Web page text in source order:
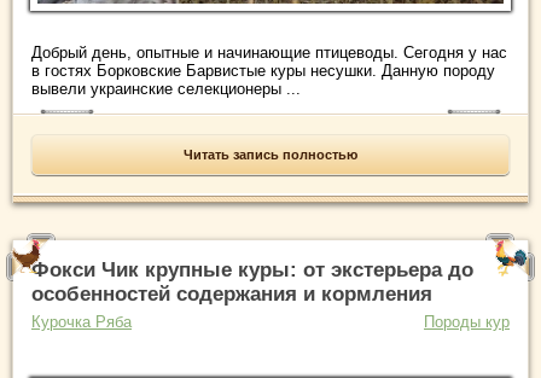
Добрый день, опытные и начинающие птицеводы. Сегодня у нас
в гостях Борковские Барвистые куры несушки. Данную породу
вывели украинские селекционеры ...
Читать запись полностью
Фокси Чик крупные куры: от экстерьера до
особенностей содержания и кормления
Курочка Ряба Породы кур